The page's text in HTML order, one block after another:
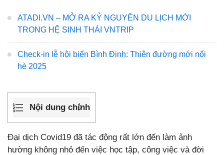
ATADI.VN – MỞ RA KỶ NGUYÊN DU LỊCH MỚI
TRONG HỆ SINH THÁI VNTRIP
Check-in lễ hội biển Bình Định: Thiên đường mới nổi
hè 2025
Nội dung chính
Đại dịch Covid19 đã tác động rất lớn đến làm ảnh
hường không nhỏ đến việc học tập, công việc và đời